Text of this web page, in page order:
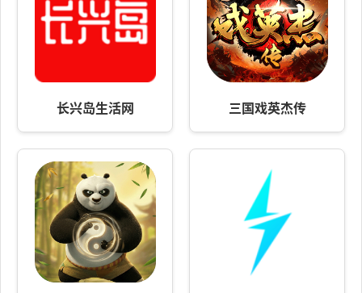
长兴岛生活网 三国戏英杰传